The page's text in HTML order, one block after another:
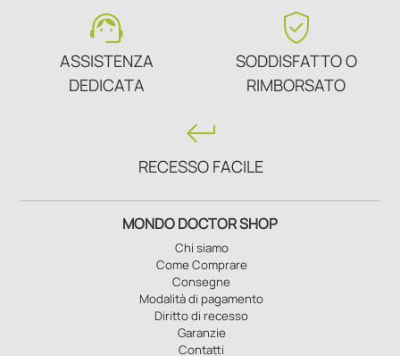
support_agent
ASSISTENZA
DEDICATA
verified_user
SODDISFATTO O
RIMBORSATO
keyboard_return
RECESSO FACILE
MONDO DOCTOR SHOP
Chi siamo
Come Comprare
Consegne
Modalità di pagamento
Diritto di recesso
Garanzie
Contatti